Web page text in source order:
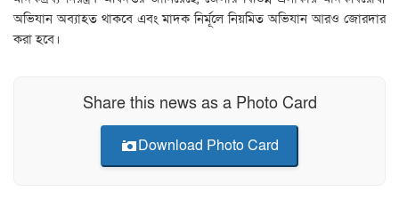
অভিযান অব্যাহত থাকবে এবং মাদক নির্মূলে নিয়মিত অভিযান আরও জোরদার
করা হবে।
Share this news as a Photo Card
Download Photo Card